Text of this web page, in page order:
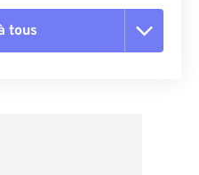
tous